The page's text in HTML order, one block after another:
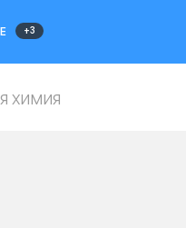
+3
химия